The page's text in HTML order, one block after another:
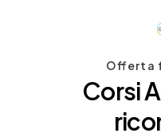
Offerta
Corsi